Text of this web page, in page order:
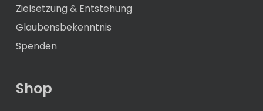
Zielsetzung & Entstehung
Glaubensbekenntnis
Spenden
Shop